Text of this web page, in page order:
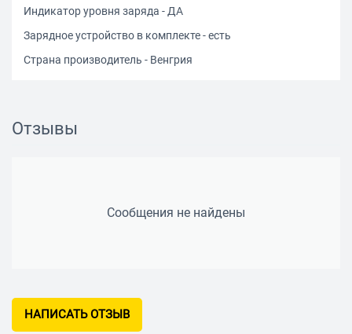
Индикатор уровня заряда - ДА
Зарядное устройство в комплекте - есть
Страна производитель - Венгрия
Отзывы
Сообщения не найдены
НАПИСАТЬ ОТЗЫВ